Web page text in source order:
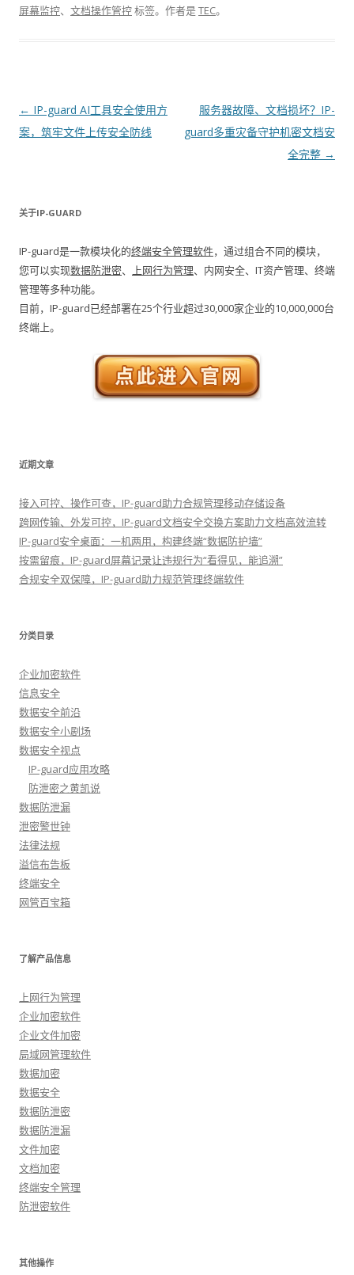
屏幕监控、 文档操作管控标签。 作者是TEC。
文章导航
← IP-guard AI工具安全使用方
案，筑牢文件上传安全防线
服务器故障、文档损坏？IP-
guard多重灾备守护机密文档安
全完整 →
关于IP-GUARD
IP-guard是一款模块化的终端安全管理软件，通过组合不同的模块，
您可以实现数据防泄密、 上网行为管理、内网安全、IT资产管理、终端
管理等多种功能。
目前，IP-guard已经部署在25个行业超过30,000家企业的10,000,000台
终端上。
近期文章
接入可控、操作可查，IP-guard助力合规管理移动存储设备
跨网传输、外发可控，IP-guard文档安全交换方案助力文档高效流转
IP-guard安全桌面：一机两用，构建终端“数据防护墙”
按需留痕，IP-guard屏幕记录让违规行为“看得见，能追溯”
合规安全双保障，IP-guard助力规范管理终端软件
分类目录
企业加密软件
信息安全
数据安全前沿
数据安全小剧场
数据安全视点
IP-guard应用攻略
防泄密之黄凯说
数据防泄漏
泄密警世钟
法律法规
溢信布告板
终端安全
网管百宝箱
了解产品信息
上网行为管理
企业加密软件
企业文件加密
局域网管理软件
数据加密
数据安全
数据防泄密
数据防泄漏
文件加密
文档加密
终端安全管理
防泄密软件
其他操作